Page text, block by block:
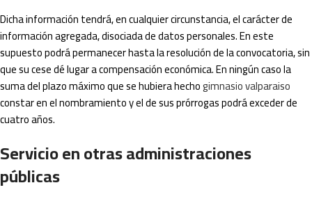
Dicha información tendrá, en cualquier circunstancia, el carácter de
información agregada, disociada de datos personales. En este
supuesto podrá permanecer hasta la resolución de la convocatoria, sin
que su cese dé lugar a compensación económica. En ningún caso la
suma del plazo máximo que se hubiera hechogimnasio valparaiso
constar en el nombramiento y el de sus prórrogas podrá exceder de
cuatro años.
Servicio en otras administraciones
públicas